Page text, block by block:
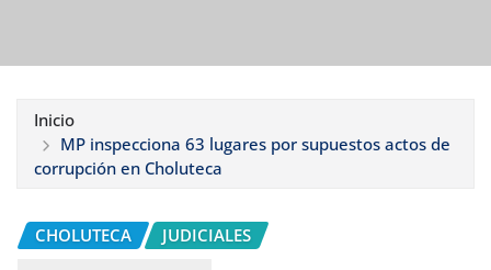
Inicio
MP inspecciona 63 lugares por supuestos actos de
corrupción en Choluteca
CHOLUTECA JUDICIALES